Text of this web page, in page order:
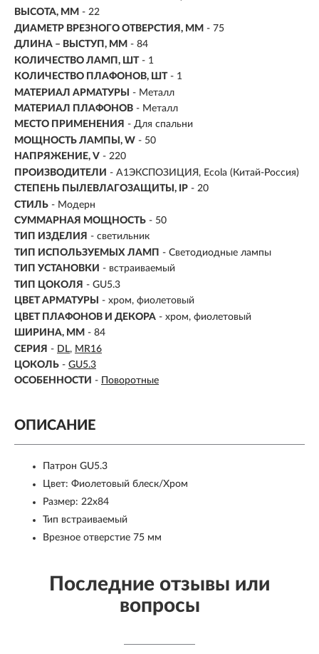
ВЫСОТА, ММ - 22
ДИАМЕТР ВРЕЗНОГО ОТВЕРСТИЯ, ММ - 75
ДЛИНА – ВЫСТУП, ММ - 84
КОЛИЧЕСТВО ЛАМП, ШТ - 1
КОЛИЧЕСТВО ПЛАФОНОВ, ШТ - 1
МАТЕРИАЛ АРМАТУРЫ
- Металл
МАТЕРИАЛ ПЛАФОНОВ - Металл
МЕСТО ПРИМЕНЕНИЯ - Для спальни
МОЩНОСТЬ ЛАМПЫ, W - 50
НАПРЯЖЕНИЕ, V - 220
ПРОИЗВОДИТЕЛИ - A1ЭКСПОЗИЦИЯ, Ecola (Китай-Россия)
СТЕПЕНЬ ПЫЛЕВЛАГОЗАЩИТЫ, IP - 20
СТИЛЬ - Модерн
СУММАРНАЯ МОЩНОСТЬ - 50
ТИП ИЗДЕЛИЯ - светильник
ТИП ИСПОЛЬЗУЕМЫХ ЛАМП - Светодиодные лампы
ТИП УСТАНОВКИ - встраиваемый
ТИП ЦОКОЛЯ - GU5.3
ЦВЕТ АРМАТУРЫ
- хром, фиолетовый
ЦВЕТ ПЛАФОНОВ И ДЕКОРА - хром, фиолетовый
ШИРИНА, ММ - 84
СЕРИЯ - DL
MR16
ЦОКОЛЬ - GU5.3
ОСОБЕННОСТИ - Поворотные
ОПИСАНИЕ
Патрон GU5.3
Цвет: Фиолетовый блеск/Хром
Размер: 22x84
Тип встраиваемый
Врезное отверстие 75 мм
Последние отзывы или
вопросы